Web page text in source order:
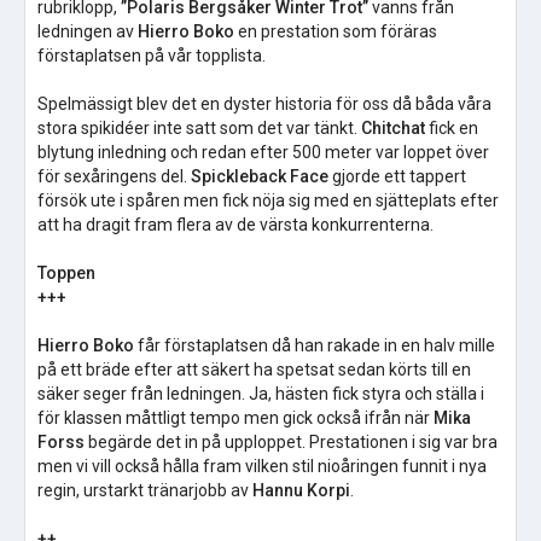
rubriklopp, ”Polaris Bergsåker Winter Trot”vanns från
ledningen av Hierro Boko en prestation som föräras
förstaplatsen på vår topplista.
Spelmässigt blev det en dyster historia för oss då båda våra
stora spikidéer inte satt som det var tänkt. Chitchatfick en
blytung inledning och redan efter 500 meter var loppet över
för sexåringens del. Spickleback Facegjorde ett tappert
försök ute i spåren men fick nöja sig med en sjätteplats efter
att ha dragit fram flera av de värsta konkurrenterna.
Toppen
+++
Hierro Boko får förstaplatsen då han rakade in en halv mille
på ett bräde efter att säkert ha spetsat sedan körts till en
säker seger från ledningen. Ja, hästen fick styra och ställa i
för klassen måttligt tempo men gick också ifrån när Mika
Forss begärde det in på upploppet. Prestationen i sig var bra
men vi vill också hålla fram vilken stil nioåringen funnit i nya
regin, urstarkt tränarjobb av Hannu Korpi